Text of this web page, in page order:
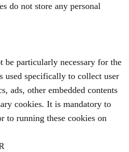
do not store any personal
be particularly necessary for the
used specifically to collect user
ads, other embedded contents
cookies. It is mandatory to
to running these cookies on